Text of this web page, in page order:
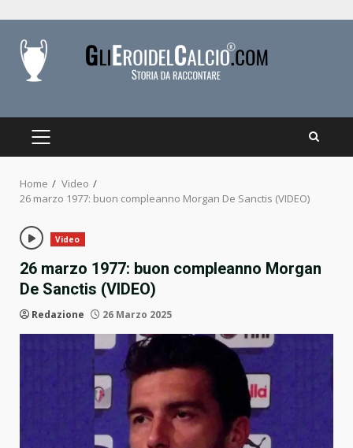
content
PRIMARY
Home
Video
26 marzo 1977: buon compleanno Morgan De Sanctis (VIDEO)
Video
26 marzo 1977: buon compleanno Morgan
De Sanctis (VIDEO)
Redazione 26 Marzo 2025